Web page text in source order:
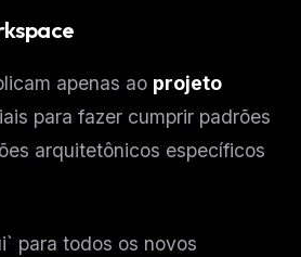
apenas ao projeto
para fazer cumprir padrões
arquitetônicos específicos
para todos os novos